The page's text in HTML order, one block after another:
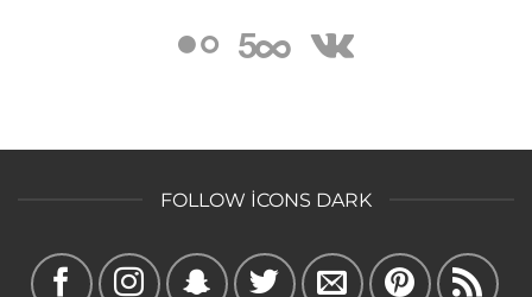
FOLLOW ICONS DARK